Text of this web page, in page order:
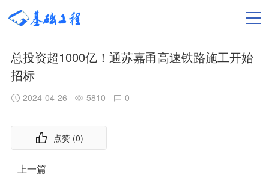
总投资超1000亿！通苏嘉甬高速铁路施工开始
招标
2024-04-26 5810 0
点赞 (0)
上一篇